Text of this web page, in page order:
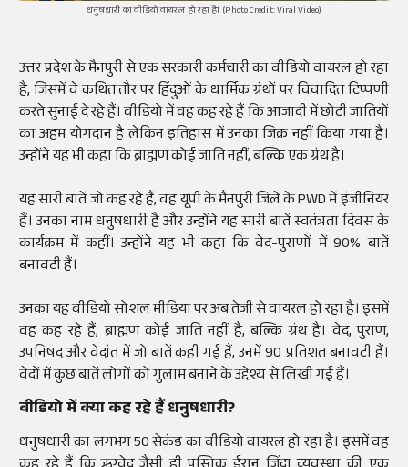
धनुषधारी का वीडियो वायरल हो रहा है। (Photo Credit: Viral Video)
उत्तर प्रदेश केमैनपुरीसे एक सरकारी कर्मचारी कावीडियोवायरलहो रहा
है, जिसमें वे कथित तौर परहिंदुओंके धार्मिक ग्रंथों पर विवादित टिप्पणी
करते सुनाई दे रहे हैं।वीडियोमें वह कह रहे हैं कि आजादी में छोटी जातियों
का अहम योगदान है लेकिन इतिहास में उनका जिक्र नहीं किया गया है।
उन्होंने यह भी कहा कि ब्राह्मण कोई जाति नहीं, बल्कि एक ग्रंथ है।
यह सारी बातें जो कह रहे हैं, वह यूपी केमैनपुरीजिले केPWDमें इंजीनियर
हैं। उनका नाम धनुषधारी है और उन्होंने यह सारी बातें स्वतंत्रता दिवस के
कार्यक्रम में कहीं। उन्होंने यह भी कहा कि वेद-पुराणों में 90% बातें
बनावटी हैं।
उनका यहवीडियोसोशलमीडिया पर अब तेजी सेवायरलहो रहा है। इसमें
वह कह रहे हैं, ब्राह्मण कोई जाति नहीं है, बल्कि ग्रंथ है। वेद, पुराण,
उपनिषद और वेदांत में जो बातें कही गई हैं, उनमें 90प्रतिशतबनावटी हैं।
वेदों में कुछ बातें लोगों को गुलाम बनाने के उद्देश्य से लिखी गई हैं।
वीडियोमें क्या कह रहे हैं धनुषधारी?
धनुषधारी का लगभग 50 सेकंड कावीडियोवायरलहो रहा है। इसमें वह